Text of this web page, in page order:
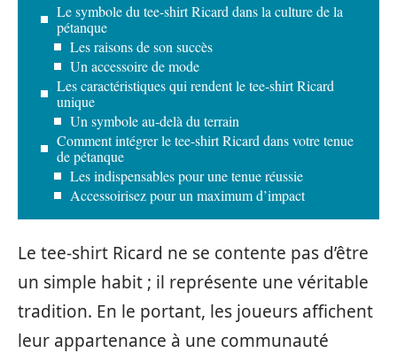
Le symbole du tee-shirt Ricard dans la culture de la
pétanque
Les raisons de son succès
Un accessoire de mode
Les caractéristiques qui rendent le tee-shirt Ricard
unique
Un symbole au-delà du terrain
Comment intégrer le tee-shirt Ricard dans votre tenue
de pétanque
Les indispensables pour une tenue réussie
Accessoirisez pour un maximum d’impact
Le tee-shirt Ricard ne se contente pas d’être
un simple habit ; il représente une véritable
tradition. En le portant, les joueurs affichent
leur appartenance à une communauté